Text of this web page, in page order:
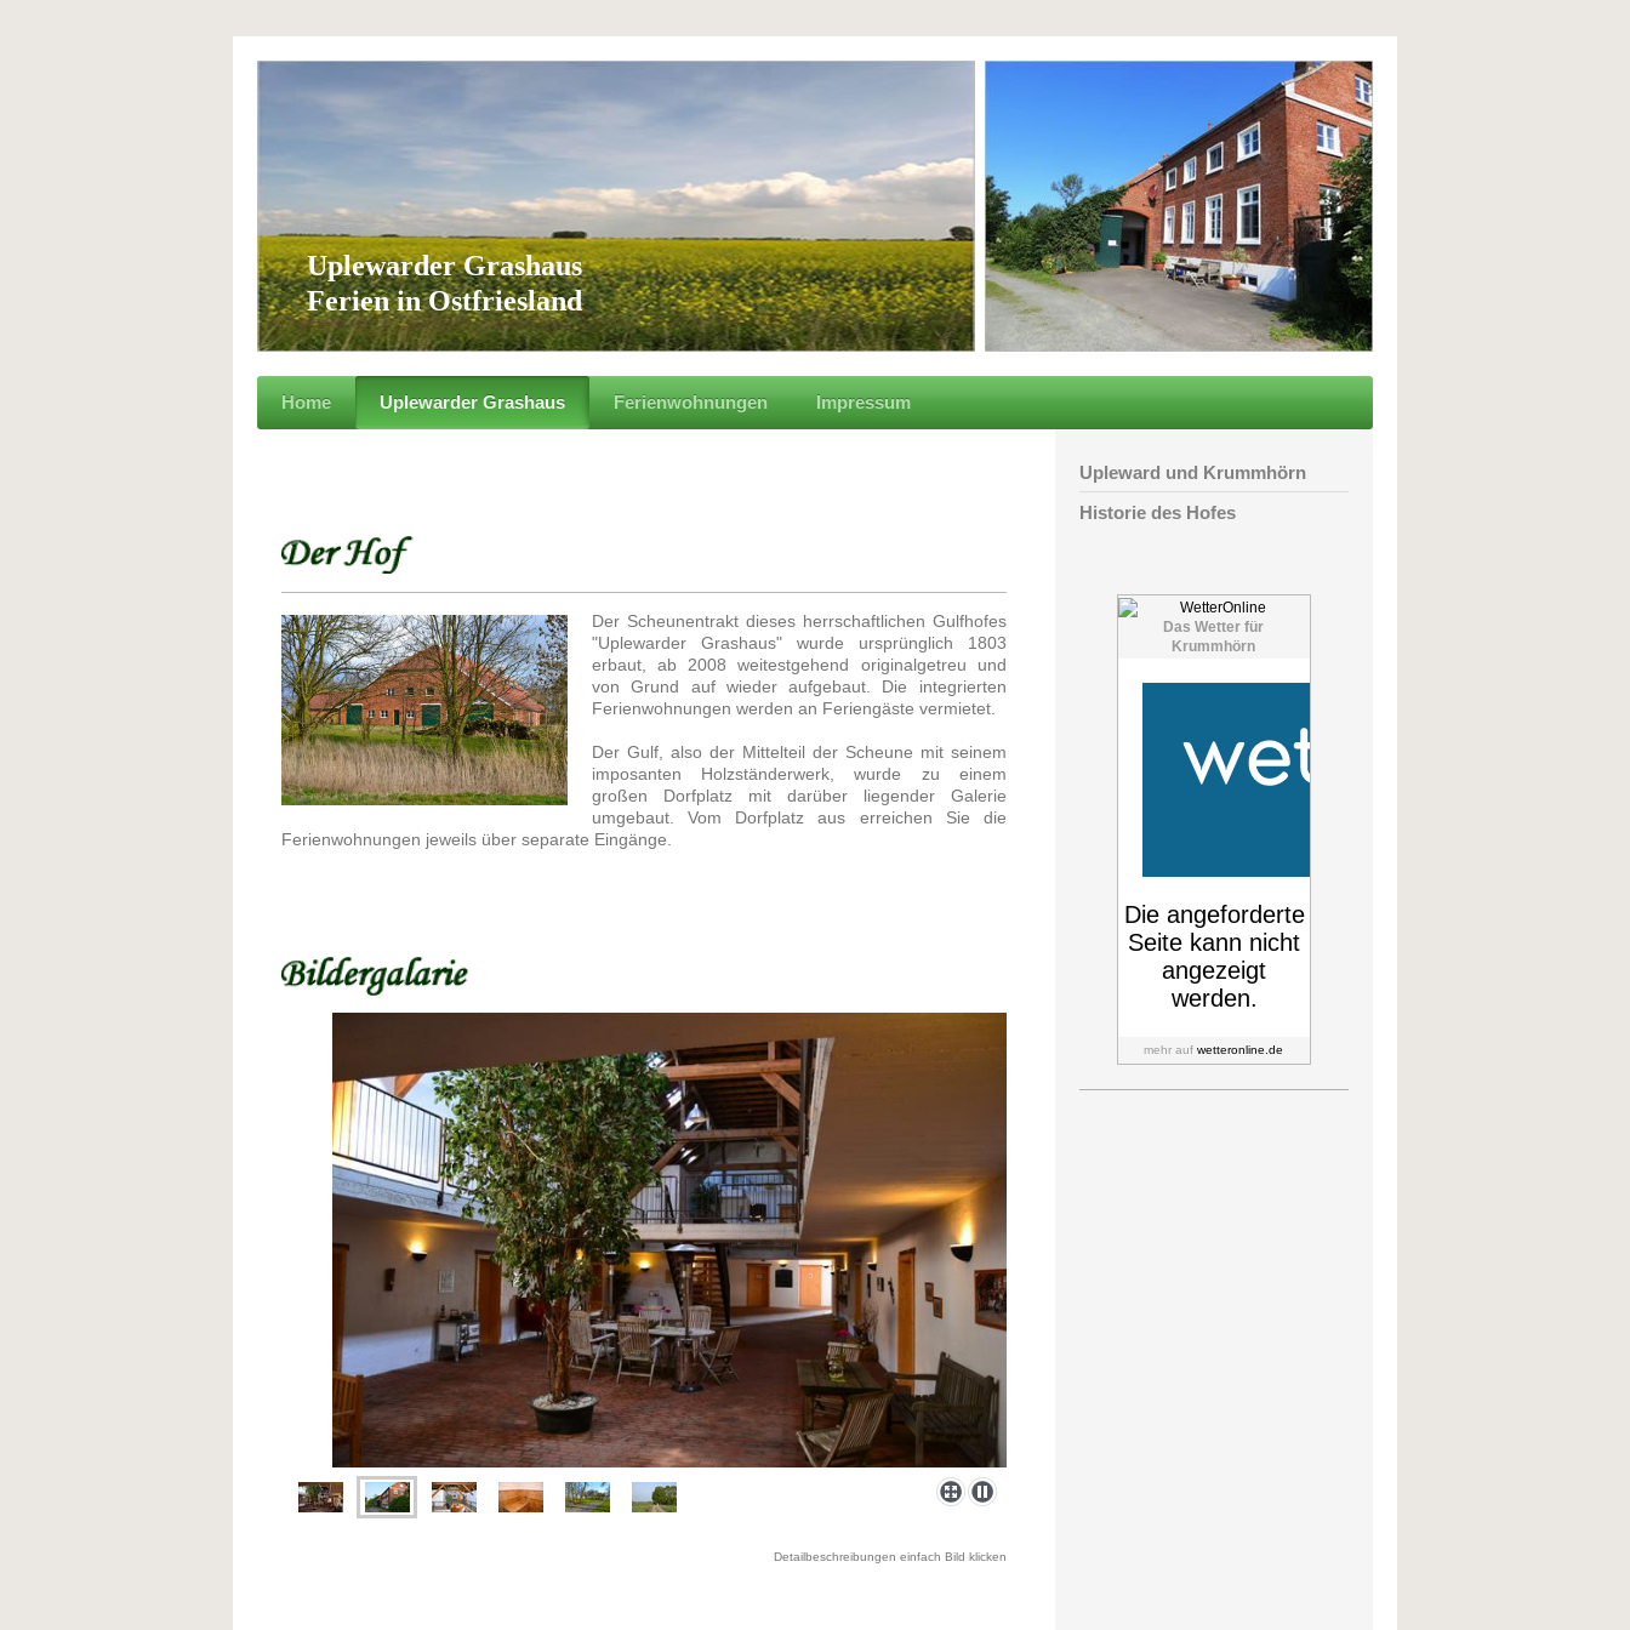
Uplewarder Grashaus
Ferien in Ostfriesland
Home Uplewarder Grashaus Ferienwohnungen Impressum
Der Scheunentrakt dieses herrschaftlichen Gulfhofes
"Uplewarder Grashaus" wurde ursprünglich 1803
erbaut, ab 2008 weitestgehend originalgetreu und
von Grund auf wieder aufgebaut. Die integrierten
Ferienwohnungen werden an Feriengäste vermietet.
Der Gulf, also der Mittelteil der Scheune mit seinem
imposanten Holzständerwerk, wurde zu einem
großen Dorfplatz mit darüber liegender Galerie
umgebaut. Vom Dorfplatz aus erreichen Sie die
Ferienwohnungen jeweils über separate Eingänge.
Detailbeschreibungen einfach Bild klicken
Upleward und Krummhörn
Historie des Hofes
Das Wetter für
Krummhörn
mehr aufwetteronline.de